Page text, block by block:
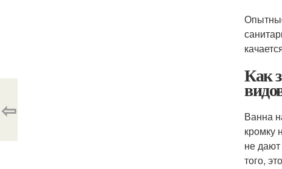
Как
Ванна
кромку
не
того,
⇦